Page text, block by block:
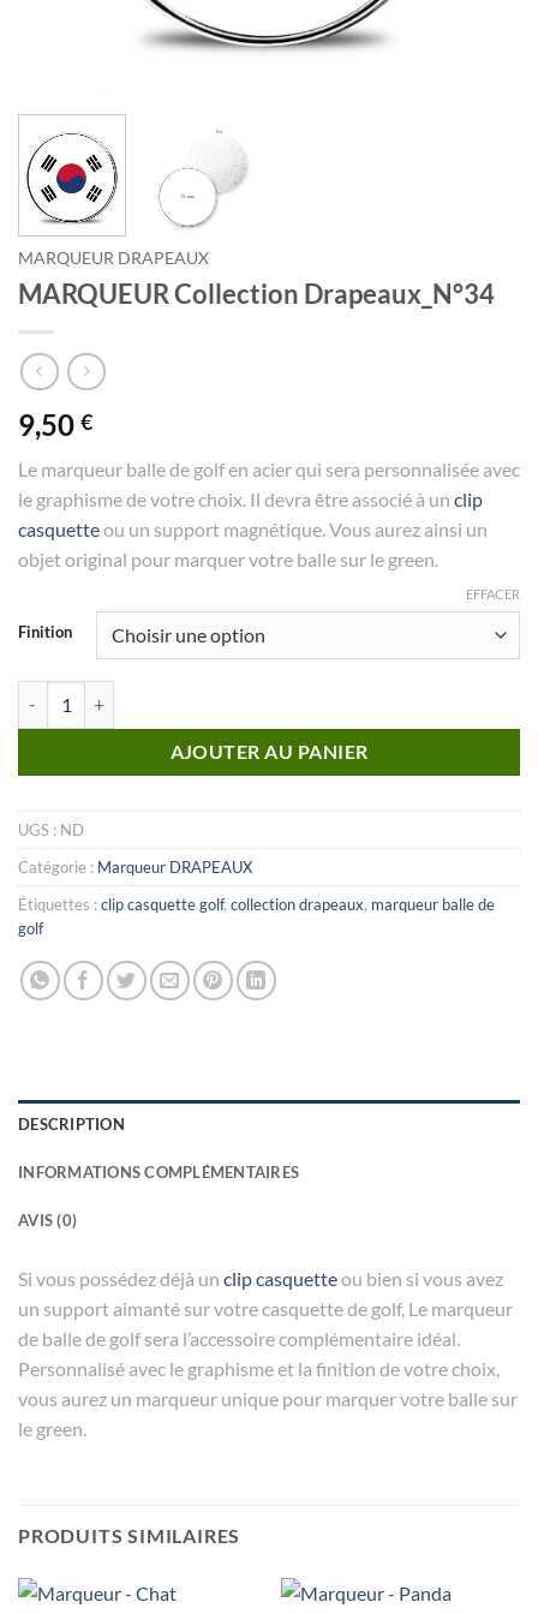
MARQUEUR DRAPEAUX
MARQUEUR Collection Drapeaux_N°34
9,50 €
Le marqueur balle de golf en acier qui sera personnalisée avec
le graphisme de votre choix. Il devra être associé à un clip
casquetteou un support magnétique. Vous aurez ainsi un
objet original pour marquer votre balle sur le green.
Finition
EFFACER
AJOUTER AU PANIER
UGS : ND
Catégorie : Marqueur DRAPEAUX
Étiquettes :clip casquette golf, collection drapeaux, marqueur balle de
golf
DESCRIPTION
INFORMATIONS COMPLÉMENTAIRES
AVIS (0)
Si vous possédez déjà un clip casquetteou bien si vous avez
un support aimanté sur votre casquette de golf, Le marqueur
de balle de golf sera l’accessoire complémentaire idéal.
Personnalisé avec le graphisme et la finition de votre choix,
vous aurez un marqueur unique pour marquer votre balle sur
le green.
PRODUITS SIMILAIRES